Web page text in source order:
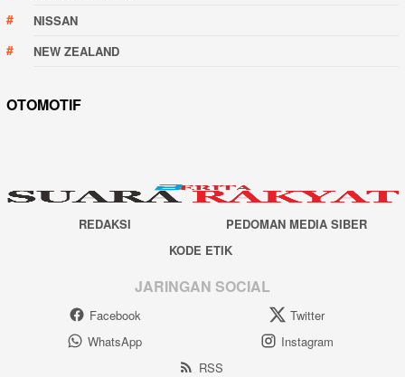
NISSAN
NEW ZEALAND
OTOMOTIF
REDAKSI
PEDOMAN MEDIA SIBER
KODE ETIK
JARINGAN SOCIAL
Facebook
Twitter
WhatsApp
Instagram
RSS